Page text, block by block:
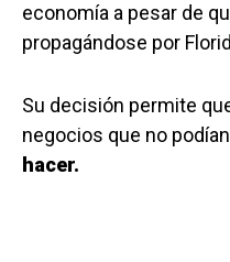
economía a pesar de
propagándose por
Su decisión permite
negocios que no
hacer.